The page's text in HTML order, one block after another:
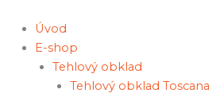
obsah
Úvod
E-shop
Tehlový obklad
Tehlový obklad Toscana
Wood
Pro,
500x250x40